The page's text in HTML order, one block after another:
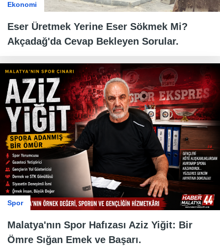
Ekonomi
Eser Üretmek Yerine Eser Sökmek Mi?
Akçadağ'da Cevap Bekleyen Sorular.
Spor
Malatya'nın Spor Hafızası Aziz Yiğit: Bir
Ömre Sığan Emek ve Başarı.